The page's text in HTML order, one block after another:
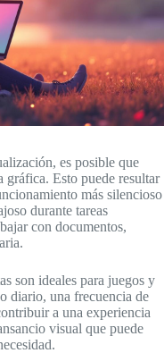
es posible que
gráfica. Esto puede resultar
más silencioso
durante tareas
con documentos,
son ideales para juegos y
diario, una frecuencia de
a una experiencia
visual que puede